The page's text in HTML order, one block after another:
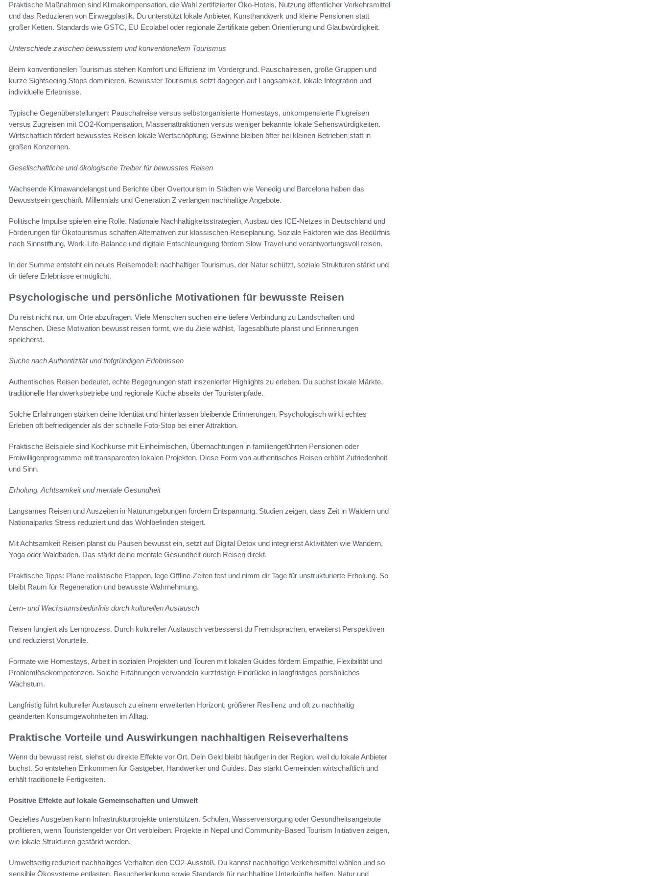
Praktische Maßnahmen sind Klimakompensation, die Wahl zertifizierter Öko-Hotels, Nutzung öffentlicher Verkehrsmittel
und das Reduzieren von Einwegplastik. Du unterstützt lokale Anbieter, Kunsthandwerk und kleine Pensionen statt
großer Ketten. Standards wie GSTC, EU Ecolabel oder regionale Zertifikate geben Orientierung und Glaubwürdigkeit.
Unterschiede zwischen bewusstem und konventionellem Tourismus
Beim konventionellen Tourismus stehen Komfort und Effizienz im Vordergrund. Pauschalreisen, große Gruppen und
kurze Sightseeing‑Stops dominieren. Bewusster Tourismus setzt dagegen auf Langsamkeit, lokale Integration und
individuelle Erlebnisse.
Typische Gegenüberstellungen: Pauschalreise versus selbstorganisierte Homestays, unkompensierte Flugreisen
versus Zugreisen mit CO2‑Kompensation, Massenattraktionen versus weniger bekannte lokale Sehenswürdigkeiten.
Wirtschaftlich fördert bewusstes Reisen lokale Wertschöpfung; Gewinne bleiben öfter bei kleinen Betrieben statt in
großen Konzernen.
Gesellschaftliche und ökologische Treiber für bewusstes Reisen
Wachsende Klimawandelangst und Berichte über Overtourism in Städten wie Venedig und Barcelona haben das
Bewusstsein geschärft. Millennials und Generation Z verlangen nachhaltige Angebote.
Politische Impulse spielen eine Rolle. Nationale Nachhaltigkeitsstrategien, Ausbau des ICE‑Netzes in Deutschland und
Förderungen für Ökotourismus schaffen Alternativen zur klassischen Reiseplanung. Soziale Faktoren wie das Bedürfnis
nach Sinnstiftung, Work‑Life‑Balance und digitale Entschleunigung fördern Slow Travel und verantwortungsvoll reisen.
In der Summe entsteht ein neues Reisemodell: nachhaltiger Tourismus, der Natur schützt, soziale Strukturen stärkt und
dir tiefere Erlebnisse ermöglicht.
Psychologische und persönliche Motivationen für bewusste Reisen
Du reist nicht nur, um Orte abzufragen. Viele Menschen suchen eine tiefere Verbindung zu Landschaften und
Menschen. Diese Motivation bewusst reisen formt, wie du Ziele wählst, Tagesabläufe planst und Erinnerungen
speicherst.
Suche nach Authentizität und tiefgründigen Erlebnissen
Authentisches Reisen bedeutet, echte Begegnungen statt inszenierter Highlights zu erleben. Du suchst lokale Märkte,
traditionelle Handwerksbetriebe und regionale Küche abseits der Touristenpfade.
Solche Erfahrungen stärken deine Identität und hinterlassen bleibende Erinnerungen. Psychologisch wirkt echtes
Erleben oft befriedigender als der schnelle Foto-Stop bei einer Attraktion.
Praktische Beispiele sind Kochkurse mit Einheimischen, Übernachtungen in familiengeführten Pensionen oder
Freiwilligenprogramme mit transparenten lokalen Projekten. Diese Form von authentisches Reisen erhöht Zufriedenheit
und Sinn.
Erholung, Achtsamkeit und mentale Gesundheit
Langsames Reisen und Auszeiten in Naturumgebungen fördern Entspannung. Studien zeigen, dass Zeit in Wäldern und
Nationalparks Stress reduziert und das Wohlbefinden steigert.
Mit Achtsamkeit Reisen planst du Pausen bewusst ein, setzt auf Digital Detox und integrierst Aktivitäten wie Wandern,
Yoga oder Waldbaden. Das stärkt deine mentale Gesundheit durch Reisen direkt.
Praktische Tipps: Plane realistische Etappen, lege Offline-Zeiten fest und nimm dir Tage für unstrukturierte Erholung. So
bleibt Raum für Regeneration und bewusste Wahrnehmung.
Lern- und Wachstumsbedürfnis durch kulturellen Austausch
Reisen fungiert als Lernprozess. Durch kultureller Austausch verbesserst du Fremdsprachen, erweiterst Perspektiven
und reduzierst Vorurteile.
Formate wie Homestays, Arbeit in sozialen Projekten und Touren mit lokalen Guides fördern Empathie, Flexibilität und
Problemlösekompetenzen. Solche Erfahrungen verwandeln kurzfristige Eindrücke in langfristiges persönliches
Wachstum.
Langfristig führt kultureller Austausch zu einem erweiterten Horizont, größerer Resilienz und oft zu nachhaltig
geänderten Konsumgewohnheiten im Alltag.
Praktische Vorteile und Auswirkungen nachhaltigen Reiseverhaltens
Wenn du bewusst reist, siehst du direkte Effekte vor Ort. Dein Geld bleibt häufiger in der Region, weil du lokale Anbieter
buchst. So entstehen Einkommen für Gastgeber, Handwerker und Guides. Das stärkt Gemeinden wirtschaftlich und
erhält traditionelle Fertigkeiten.
Positive Effekte auf lokale Gemeinschaften und Umwelt
Gezieltes Ausgeben kann Infrastrukturprojekte unterstützen. Schulen, Wasserversorgung oder Gesundheitsangebote
profitieren, wenn Touristengelder vor Ort verbleiben. Projekte in Nepal und Community-Based Tourism Initiativen zeigen,
wie lokale Strukturen gestärkt werden.
Umweltseitig reduziert nachhaltiges Verhalten den CO2-Ausstoß. Du kannst nachhaltige Verkehrsmittel wählen und so
sensible Ökosysteme entlasten. Besucherlenkung sowie Standards für nachhaltige Unterkünfte helfen, Natur und